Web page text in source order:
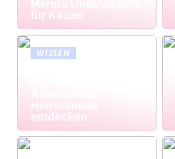
Merino Unterwäsche
für Kinder
WISSEN
Herrenmode
entdecken